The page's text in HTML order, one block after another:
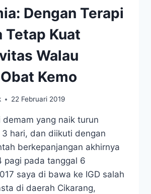
Dengan Terapi
Tetap Kuat
Walau
Kemo
22 Februari 2019
demam yang naik turun
hari, dan diikuti dengan
berkepanjangan akhirnya
pagi pada tanggal 6
saya di bawa ke IGD salah
di daerah Cikarang,